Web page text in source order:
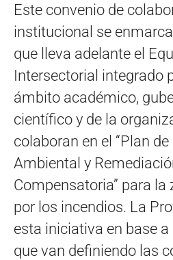
Este convenio de
institucional se
que lleva adelante el
Intersectorial integrado
ámbito académico,
científico y de la
colaboran en el “Plan
Ambiental y
Compensatoria” para
por los incendios. La
esta iniciativa en base
que van definiendo las